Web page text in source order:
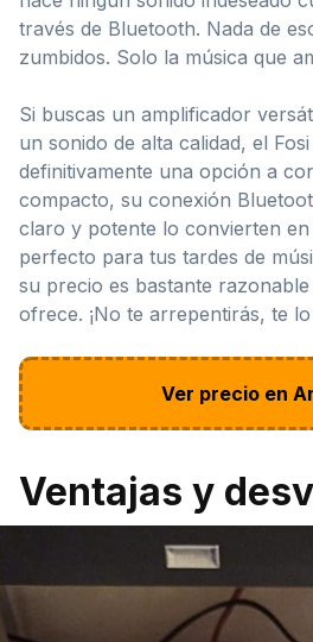
través de Bluetooth. Nada de
zumbidos. Solo la música que
Si buscas un amplificador
un sonido de alta calidad, el
definitivamente una opción a
compacto, su conexión
claro y potente lo convierten
perfecto para tus tardes de
su precio es bastante
ofrece. ¡No te arrepentirás, te
Ver precio en
Ventajas y